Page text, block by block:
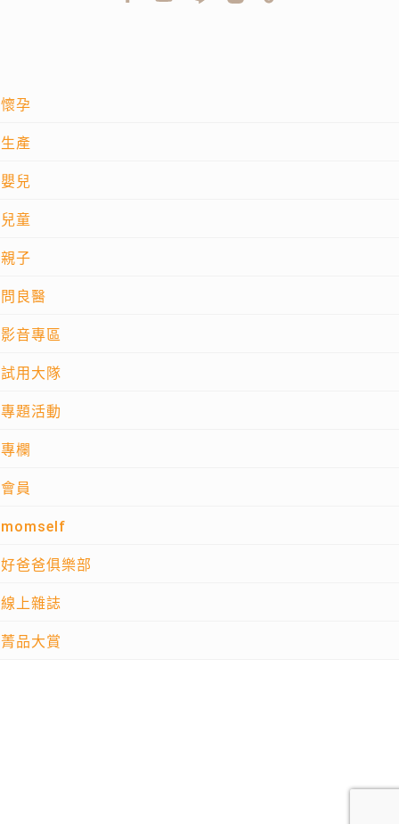
懷孕
生產
嬰兒
兒童
親子
問良醫
影音專區
試用大隊
專題活動
專欄
會員
momself
好爸爸俱樂部
線上雜誌
菁品大賞